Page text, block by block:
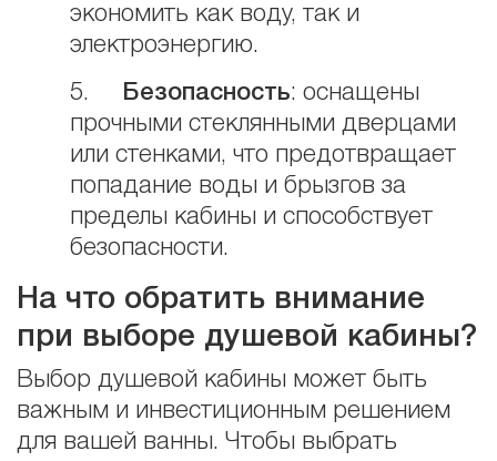
экономить как воду, так и
электроэнергию.
5. Безопасность: оснащены
прочными стеклянными дверцами
или стенками, что предотвращает
попадание воды и брызгов за
пределы кабины и способствует
безопасности.
На что обратить внимание
при выборе душевой кабины?
Выбор душевой кабины может быть
важным и инвестиционным решением
для вашей ванны. Чтобы выбрать